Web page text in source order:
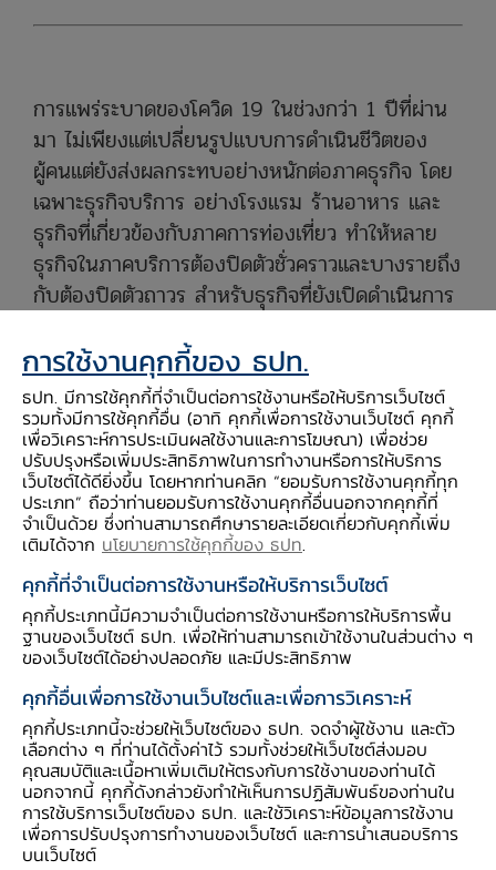
การแพร่ระบาดของโควิด 19 ในช่วงกว่า 1 ปีที่ผ่าน
มา ไม่เพียงแต่เปลี่ยนรูปแบบการดำเนินชีวิตของ
ผู้คนแต่ยังส่งผลกระทบอย่างหนักต่อภาคธุรกิจ โดย
เฉพาะธุรกิจบริการ อย่างโรงแรม ร้านอาหาร และ
ธุรกิจที่เกี่ยวข้องกับภาคการท่องเที่ยว ทำให้หลาย
ธุรกิจในภาคบริการต้องปิดตัวชั่วคราวและบางรายถึง
กับต้องปิดตัวถาวร สำหรับธุรกิจที่ยังเปิดดำเนินการ
เพื่อประคับประคองธุรกิจ ซึ่งหากเปรียบเทียบใน 3
ภูมิภาค พบว่า ภาคเหนือและภาคใต้ เป็นภาคที่
ธุรกิจบริการได้รับผลกระทบจากโควิด 19 ชัดเจน
ที่สุด แม้จะมีโครงสร้างที่แตกต่างกัน กล่าวคือ ภาค
เหนือเน้นพึ่งพานักท่องเที่ยวชาวไทยเป็นหลัก (ราย
ได้จากผู้เยี่ยมเยือนชาวไทยคิดเป็น 70% ของรายได้
ทั้งหมด) ขณะที่นักท่องเที่ยวส่วนใหญ่ของภาคใต้
เป็นชาวต่างชาติ (รายได้จากผู้เยี่ยมเยือนชาวต่างชาติ
คิดเป็น 77% ของรายได้ทั้งหมด) แต่ด้วยข้อจำกัด
ต่าง ๆ ในการเดินทางทั้งในและต่างประเทศในช่วง
การระบาดของโควิด 19 ทำให้อัตราการเข้าพักแรม
ของทั้งสองภูมิภาคลดลงต่ำที่สุดเป็นประวัติการณ์
(ภาคเหนือเฉลี่ยอยู่ที่ 8% และภาคใต้เฉลี่ยอยู่ที่ 5%
ในช่วงล็อกดาวน์ในไตรมาส 2 ของปี 2563) จนราย
ได้จากการท่องเที่ยวหายไปมากกว่าครึ่งเมื่อเทียบกับ
ช่วงก่อนที่ไม่มีโควิด 19
การใช้งานคุกกี้ของ ธปท.
ธปท. มีการใช้คุกกี้ที่จำเป็นต่อการใช้งานหรือให้บริการเว็บไซต์
รวมทั้งมีการใช้คุกกี้อื่น (อาทิ คุกกี้เพื่อการใช้งานเว็บไซต์ คุกกี้
เพื่อวิเคราะห์การประเมินผลใช้งานและการโฆษณา) เพื่อช่วย
ปรับปรุงหรือเพิ่มประสิทธิภาพในการทำงานหรือการให้บริการ
เว็บไซต์ได้ดียิ่งขึ้น โดยหากท่านคลิก “ยอมรับการใช้งานคุกกี้ทุก
ประเภท” ถือว่าท่านยอมรับการใช้งานคุกกี้อื่นนอกจากคุกกี้ที่
จำเป็นด้วย ซึ่งท่านสามารถศึกษารายละเอียดเกี่ยวกับคุกกี้เพิ่ม
เติมได้จาก นโยบายการใช้คุกกี้ของ ธปท.
คุกกี้ที่จำเป็นต่อการใช้งานหรือให้บริการเว็บไซต์
คุกกี้ประเภทนี้มีความจำเป็นต่อการใช้งานหรือการให้บริการพื้น
ฐานของเว็บไซต์ ธปท. เพื่อให้ท่านสามารถเข้าใช้งานในส่วนต่าง ๆ
ของเว็บไซต์ได้อย่างปลอดภัย และมีประสิทธิภาพ
คุกกี้อื่นเพื่อการใช้งานเว็บไซต์และเพื่อการวิเคราะห์
คุกกี้ประเภทนี้จะช่วยให้เว็บไซต์ของ ธปท. จดจำผู้ใช้งาน และตัว
เลือกต่าง ๆ ที่ท่านได้ตั้งค่าไว้ รวมทั้งช่วยให้เว็บไซต์ส่งมอบ
คุณสมบัติและเนื้อหาเพิ่มเติมให้ตรงกับการใช้งานของท่านได้
นอกจากนี้ คุกกี้ดังกล่าวยังทำให้เห็นการปฏิสัมพันธ์ของท่านใน
การใช้บริการเว็บไซต์ของ ธปท. และใช้วิเคราะห์ข้อมูลการใช้งาน
เพื่อการปรับปรุงการทำงานของเว็บไซต์ และการนำเสนอบริการ
บนเว็บไซต์